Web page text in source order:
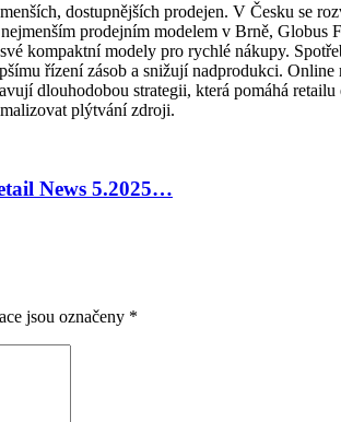
dostupnějších prodejen. V Česku
prodejním modelem v Brně,
kompaktní modely pro rychlé nákupy.
řízení zásob a snižují nadprodukci.
dlouhodobou strategii, která pomáhá
plýtvání zdroji.
News 5.2025…
jsou označeny *